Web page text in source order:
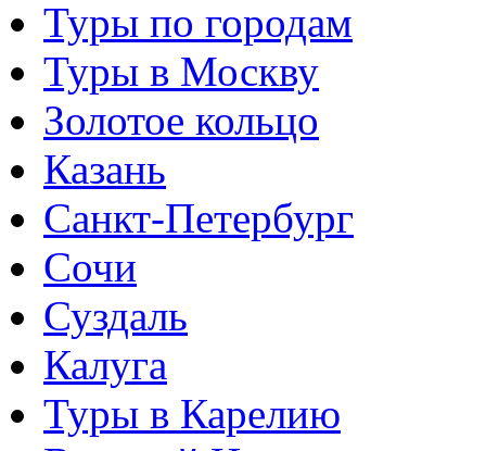
Туры по городам
Туры в Москву
Золотое кольцо
Казань
Санкт-Петербург
Сочи
Суздаль
Калуга
Туры в Карелию